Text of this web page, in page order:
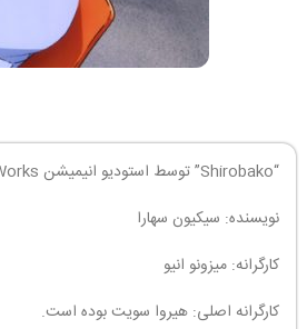
“Shirobako” توسط استودیو انیمیشن P.A. Works ساخته شده است و توسط سیکیون سهارا نوشته و کارگرانه میزونو انیو ساخته شده است. برخی از عوامل سازنده این انیمه عبارتند از:
نویسنده: سیکیون سهارا
کارگرانه: میزونو انیو
کارگرانه اصلی: هیروا سویت بوده است.